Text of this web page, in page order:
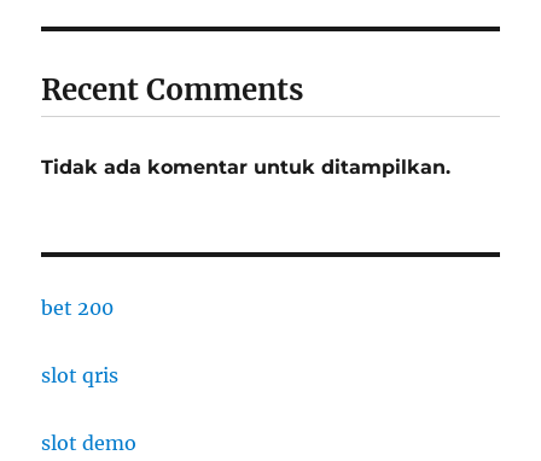
Recent Comments
Tidak ada komentar untuk ditampilkan.
bet 200
slot qris
slot demo